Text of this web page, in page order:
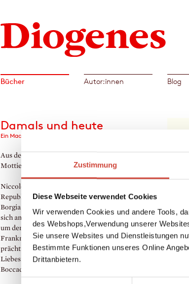
Zustimmung
Diese Webseite verwendet Cookies
Wir verwenden Cookies und andere Tools,
des Webshops,Verwendung unserer
Sie unsere Websites und Dienstleistungen
Bestimmte Funktionen unseres Online
Drittanbietern.
Bücher Autor:innen Blog
Damals und heute
Ein Machiavelli-Roman
Aus dem Englischen von Hans Flesch und Ann
Mottier
Niccolò Machiavelli wird als Gesandter der
Republik Florenz in die Höhle des Löwen Cesare
Borgia geschickt. Der gefürchtete Fürst schickt
sich an, Italien zu erobern, und schert sich weder
um den Kaiser noch um den König von
Frankreich. Aus einer Episode entsteht das
prächtige Porträt der Renaissance. Eine
Liebesintrige ist außerdem hineinverwoben, die
Boccaccio nicht raffinierter eingefädelt hätte.